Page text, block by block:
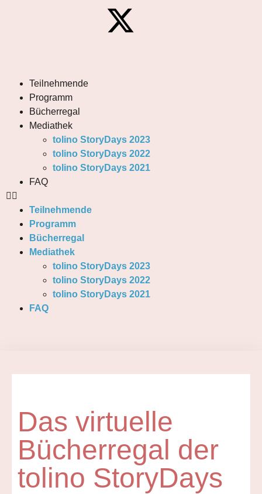
Teilnehmende
Programm
Bücherregal
Mediathek
tolino StoryDays 2023
tolino StoryDays 2022
tolino StoryDays 2021
FAQ
Teilnehmende
Programm
Bücherregal
Mediathek
tolino StoryDays 2023
tolino StoryDays 2022
tolino StoryDays 2021
FAQ
Das virtuelle
Bücherregal der
tolino StoryDays